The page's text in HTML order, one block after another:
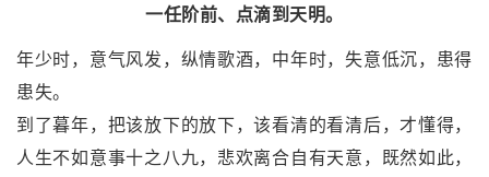
一任阶前、点滴到天明。
年少时，意气风发，纵情歌酒，中年时，失意低沉，患得
患失。
到了暮年，把该放下的放下，该看清的看清后，才懂得，
人生不如意事十之八九，悲欢离合自有天意，既然如此，